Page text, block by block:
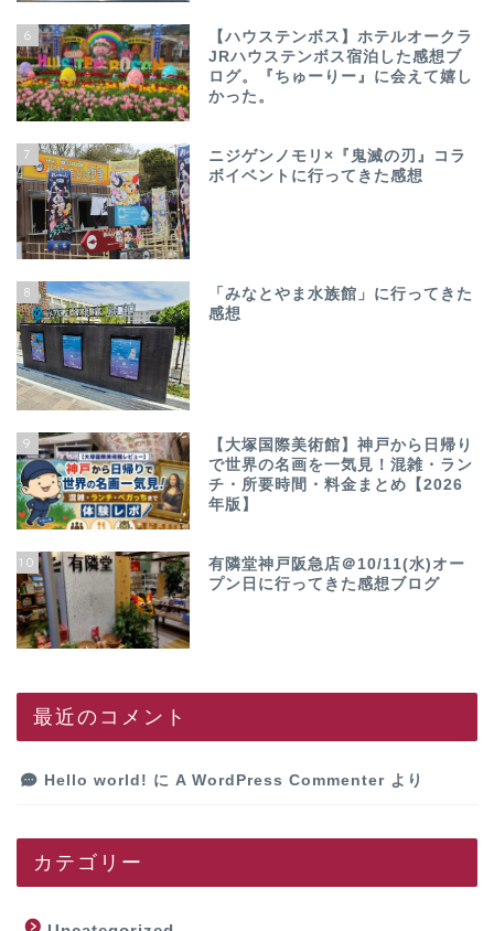
6
【ハウステンボス】ホテルオークラ
JRハウステンボス宿泊した感想ブ
ログ。『ちゅーりー』に会えて嬉し
かった。
7
ニジゲンノモリ×『鬼滅の刃』コラ
ボイベントに行ってきた感想
8
「みなとやま水族館」に行ってきた
感想
9
【大塚国際美術館】神戸から日帰り
で世界の名画を一気見！混雑・ラン
チ・所要時間・料金まとめ【2026
年版】
10
有隣堂神戸阪急店＠10/11(水)オー
プン日に行ってきた感想ブログ
最近のコメント
Hello world! に A WordPress Commenter より
カテゴリー